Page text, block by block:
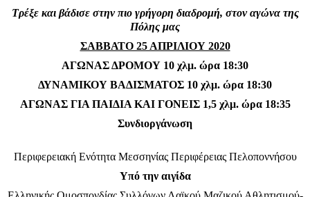
Τρέξε και βάδισε στην πιο γρήγορη διαδρομή, στον αγώνα της
Πόλης μας
ΣΑΒΒΑΤΟ 25 ΑΠΡΙΛΙΟΥ 2020
ΑΓΩΝΑΣ ΔΡΟΜΟΥ 10 χλμ. ώρα 18:30
ΔΥΝΑΜΙΚΟΥ ΒΑΔΙΣΜΑΤΟΣ 10 χλμ. ώρα 18:30
ΑΓΩΝΑΣ ΓΙΑ ΠΑΙΔΙΑ ΚΑΙ ΓΟΝΕΙΣ 1,5 χλμ. ώρα 18:35
Συνδιοργάνωση
Περιφερειακή Ενότητα Μεσσηνίας Περιφέρειας Πελοποννήσου
Υπό την αιγίδα